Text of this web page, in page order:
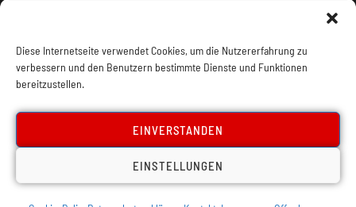
Diese Internetseite verwendet Cookies, um die Nutzererfahrung zu
verbessern und den Benutzern bestimmte Dienste und Funktionen
bereitzustellen.
EINVERSTANDEN
EINSTELLUNGEN